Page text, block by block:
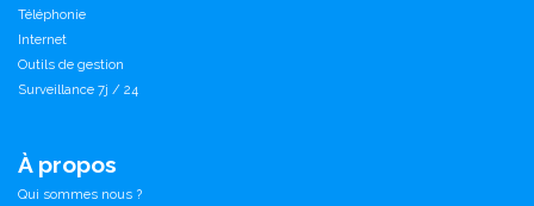
Téléphonie
Internet
Outils de gestion
Surveillance 7j / 24
À propos
Qui sommes nous ?